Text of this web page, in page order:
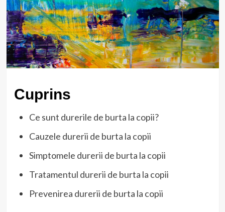
Cuprins
Ce sunt durerile de burta la copii?
Cauzele durerii de burta la copii
Simptomele durerii de burta la copii
Tratamentul durerii de burta la copii
Prevenirea durerii de burta la copii